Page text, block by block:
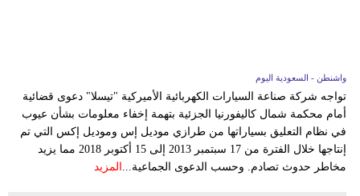
واشنطن - السعودية اليوم
تواجه شركة صناعة السيارات الكهربائية الأميركية "تيسلا" دعوى قضائية
أمام محكمة شمال كاليفورنيا الجزئية بتهمة إخفاء معلومات بشأن عيوب
في نظام التعليق بسياراتها من طرازي موديل إس وموديل إكس التي تم
إنتاجها خلال الفترة من 17 سبتمبر 2013 إلى 15 أكتوبر 2018 مما يزيد
مخاطر حدوث تصادم. وحسب الدعوى الجماعية...
المزيد